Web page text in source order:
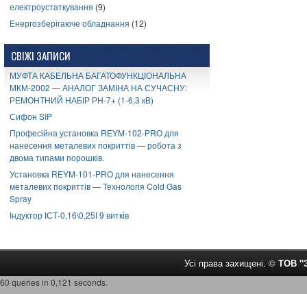
електроустаткування (9)
Енергозберігаюче обладнання (12)
СВІЖІ ЗАПИСИ
МУФТА КАБЕЛЬНА БАГАТОФУНКЦІОНАЛЬНА
МКМ-2002 — АНАЛОГ ЗАМІНА НА СУЧАСНУ:
РЕМОНТНИЙ НАБІР РН-7+ (1-6,3 кВ)
Сифон SIP
Професійна установка REYM-102-PRO для
нанесення металевих покриттів — робота з
двома типами порошків.
Установка REYM-101-PRO для нанесення
металевих покриттів — Технологія Cold Gas
Spray
Індуктор ІСТ-0,16\0,25І 9 витків
Усі права захищені. © ТОВ
60 queries in 0,121 seconds.